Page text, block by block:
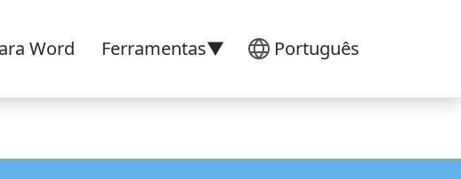
Português
Word Ferramentas▼